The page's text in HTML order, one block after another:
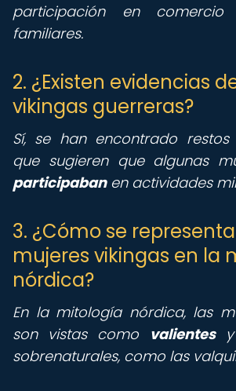
participación en comercio
familiares.
2. ¿Existen evidencias
vikingas guerreras?
Sí, se han encontrado restos
que sugieren que algunas
participabanen actividades
3. ¿Cómo se
mujeres vikingas en la
nórdica?
En la mitología nórdica, las
son vistas como valientesy
sobrenaturales, como las